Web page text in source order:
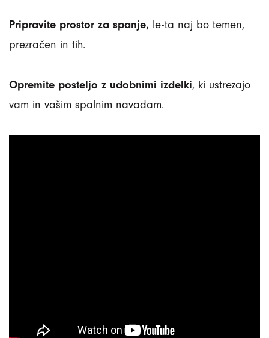
Pripravite prostor za spanje, le-ta naj bo temen,
prezračen in tih.
Opremite posteljo z udobnimi izdelki, ki ustrezajo
vam in vašim spalnim navadam.